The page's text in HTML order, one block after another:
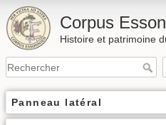
Corpus
Histoire et patrimoine
Panneau latéral